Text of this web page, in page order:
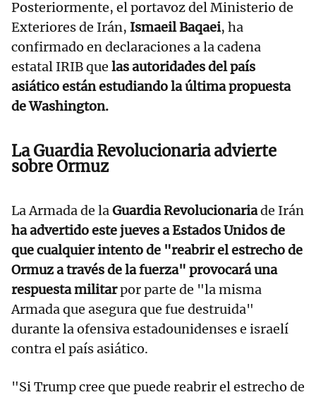
Posteriormente, el portavoz del Ministerio de
Exteriores de Irán, Ismaeil Baqaei, ha
confirmado en declaraciones a la cadena
estatal IRIB que las autoridades del país
asiático están estudiando la última propuesta
de Washington.
La Guardia Revolucionaria advierte
sobre Ormuz
La Armada de laGuardia Revolucionariade Irán
ha advertido este jueves a Estados Unidos de
que cualquier intento de "reabrir el estrecho de
Ormuz a través de la fuerza" provocará una
respuesta militarpor parte de "la misma
Armada que asegura que fue destruida"
durante la ofensiva estadounidenses e israelí
contra el país asiático.
"Si Trump cree que puede reabrir el estrecho de